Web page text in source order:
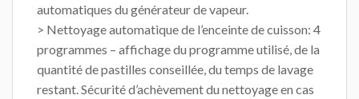
automatiques du générateur de vapeur.
> Nettoyage automatique de l’enceinte de cuisson: 4
programmes – affichage du programme utilisé, de la
quantité de pastilles conseillée, du temps de lavage
restant. Sécurité d’achèvement du nettoyage en cas